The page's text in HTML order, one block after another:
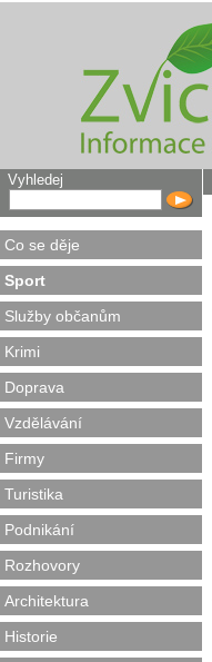
Vyhledej
Co se děje
Sport
Služby občanům
Krimi
Doprava
Vzdělávání
Firmy
Turistika
Podnikání
Rozhovory
Architektura
Historie